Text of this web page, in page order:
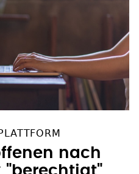
nach